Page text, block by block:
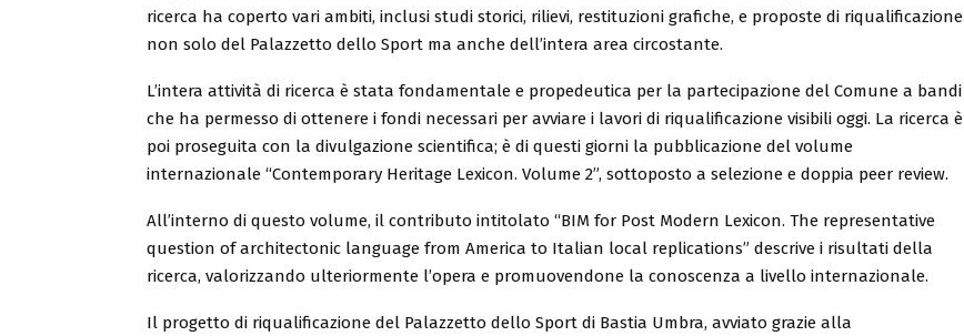
ricerca ha coperto vari ambiti, inclusi studi storici, rilievi, restituzioni grafiche, e proposte di riqualificazione
non solo del Palazzetto dello Sport ma anche dell’intera area circostante.
L’intera attività di ricerca è stata fondamentale e propedeutica per la partecipazione del Comune a bandi
che ha permesso di ottenere i fondi necessari per avviare i lavori di riqualificazione visibili oggi. La ricerca è
poi proseguita con la divulgazione scientifica; è di questi giorni la pubblicazione del volume
internazionale “Contemporary Heritage Lexicon. Volume 2”, sottoposto a selezione e doppia peer review.
All’interno di questo volume, il contributo intitolato “BIM for Post Modern Lexicon. The representative
question of architectonic language from America to Italian local replications” descrive i risultati della
ricerca, valorizzando ulteriormente l’opera e promuovendone la conoscenza a livello internazionale.
Il progetto di riqualificazione del Palazzetto dello Sport di Bastia Umbra, avviato grazie alla